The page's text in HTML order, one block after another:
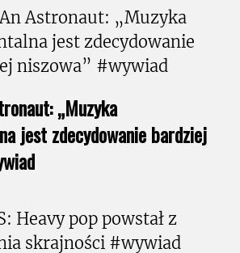
„Muzyka
jest zdecydowanie bardziej